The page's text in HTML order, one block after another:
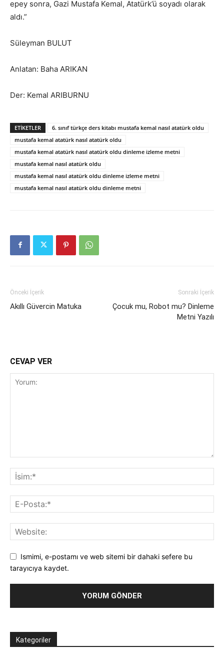
epey sonra, Gazi Mustafa Kemal, Atatürk’ü soyadı olarak
aldı.”
Süleyman BULUT
Anlatan: Baha ARIKAN
Der: Kemal ARIBURNU
ETİKETLER
6. sınıf türkçe ders kitabı mustafa kemal nasıl atatürk oldu
mustafa kemal atatürk nasıl atatürk oldu
mustafa kemal atatürk nasıl atatürk oldu dinleme izleme metni
mustafa kemal nasıl atatürk oldu
mustafa kemal nasıl atatürk oldu dinleme izleme metni
mustafa kemal nasıl atatürk oldu dinleme metni
Önceki İçerik
Akıllı Güvercin Matuka
Sonraki İçerik
Çocuk mu, Robot mu? Dinleme
Metni Yazılı
CEVAP VER
Ismimi, e-postamı ve web sitemi bir dahaki sefere bu
tarayıcıya kaydet.
Kategoriler